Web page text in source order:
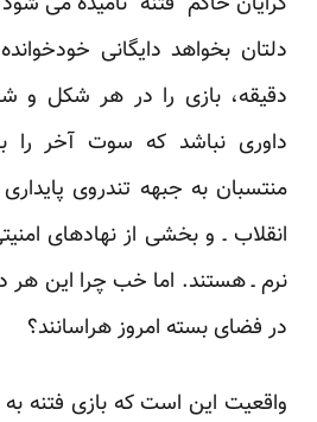
دقیقه، بازی را در هر شکل و
داوری نباشد که سوت آخر را
منتسبان به جبهه تندروی
انقلاب ـ و بخشی از نهادهای
نرم ـ هستند. اما خب چرا این هر
در فضای بسته امروز هراسانند؟
واقعیت این است که بازی فتنه به